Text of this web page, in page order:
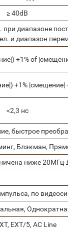
≥ 40dB
диапазоне
и диапазон
+1% of
+1% |смещение|
<2,3 нс
быстрое
Блэкман,
ниже 20MГц
по
EXT/5, AC Line